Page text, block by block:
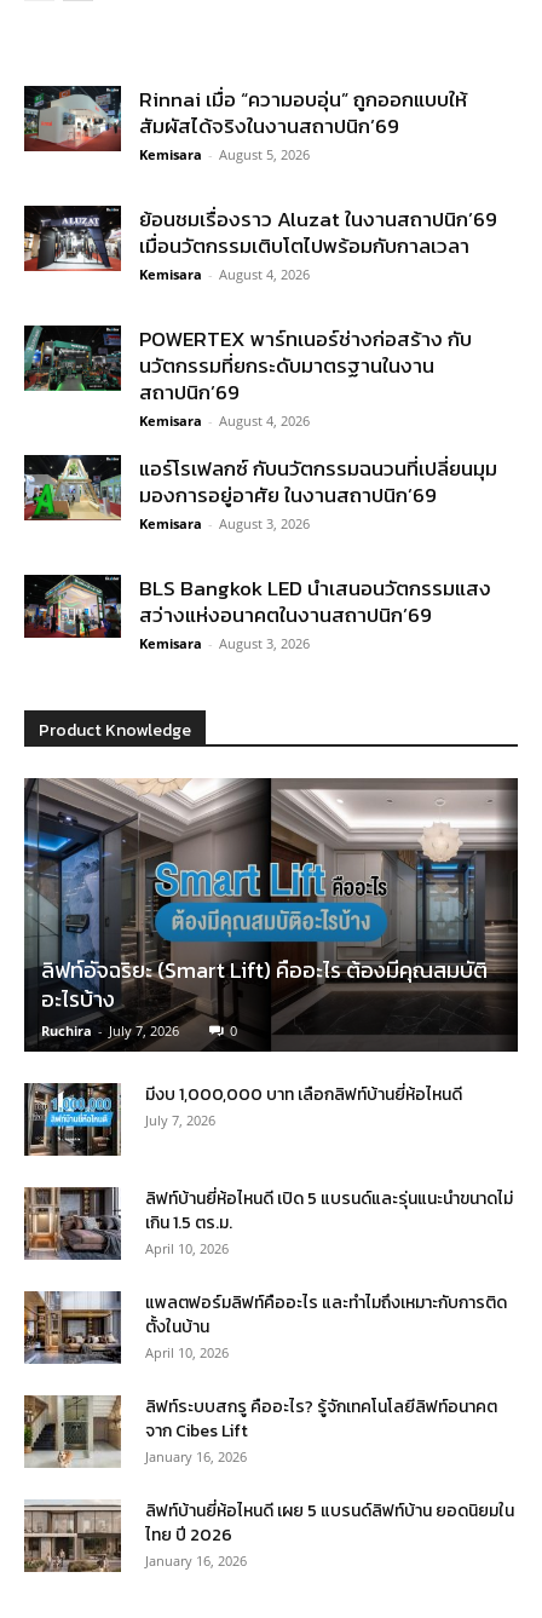
Rinnai เมื่อ “ความอบอุ่น” ถูกออกแบบให้
สัมผัสได้จริงในงานสถาปนิก’69
Kemisara - August 5, 2026
ย้อนชมเรื่องราว Aluzat ในงานสถาปนิก’69
เมื่อนวัตกรรมเติบโตไปพร้อมกับกาลเวลา
Kemisara - August 4, 2026
POWERTEX พาร์ทเนอร์ช่างก่อสร้าง กับ
นวัตกรรมที่ยกระดับมาตรฐานในงาน
สถาปนิก’69
Kemisara - August 4, 2026
แอร์โรเฟลกซ์ กับนวัตกรรมฉนวนที่เปลี่ยนมุม
มองการอยู่อาศัย ในงานสถาปนิก’69
Kemisara - August 3, 2026
BLS Bangkok LED นำเสนอนวัตกรรมแสง
สว่างแห่งอนาคตในงานสถาปนิก’69
Kemisara - August 3, 2026
Product Knowledge
ลิฟท์อัจฉริยะ (Smart Lift) คืออะไร ต้องมีคุณสมบัติ
อะไรบ้าง
Ruchira - July 7, 2026 0
มีงบ 1,000,000 บาท เลือกลิฟท์บ้านยี่ห้อไหนดี
July 7, 2026
ลิฟท์บ้านยี่ห้อไหนดี เปิด 5 แบรนด์และรุ่นแนะนำขนาดไม่
เกิน 1.5 ตร.ม.
April 10, 2026
แพลตฟอร์มลิฟท์คืออะไร และทำไมถึงเหมาะกับการติด
ตั้งในบ้าน
April 10, 2026
ลิฟท์ระบบสกรู คืออะไร? รู้จักเทคโนโลยีลิฟท์อนาคต
จาก Cibes Lift
January 16, 2026
ลิฟท์บ้านยี่ห้อไหนดี เผย 5 แบรนด์ลิฟท์บ้าน ยอดนิยมใน
ไทย ปี 2026
January 16, 2026